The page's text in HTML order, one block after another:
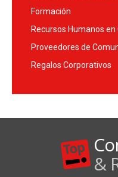
Formación
Recursos Humanos
Proveedores de
Regalos Corporativos
&